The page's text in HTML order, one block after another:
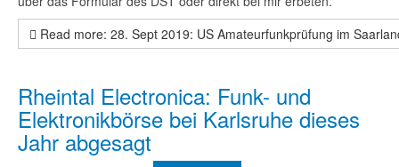
Read more: 28. Sept 2019: US Amateurfunkprüfung im
Rheintal Electronica: Funk- und
Elektronikbörse bei Karlsruhe dieses
Jahr abgesagt